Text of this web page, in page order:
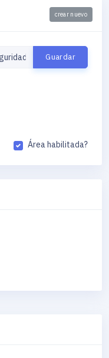
crear nuevo
Área habilitada?